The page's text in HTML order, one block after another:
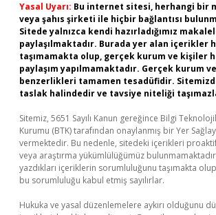
Yasal Uyarı: Bu internet sitesi, herhangi bir
veya şahıs şirketi ile hiçbir bağlantısı
Sitede yalnızca kendi hazırladığımız
paylaşılmaktadır. Burada yer alan içerikler
taşımamakta olup, gerçek kurum ve kişiler
paylaşım yapılmamaktadır. Gerçek kurum
benzerlikleri tamamen tesadüfidir.
taslak halindedir ve tavsiye niteliği
Sitemiz, 5651 Sayılı Kanun gereğince Bilgi
Kurumu (BTK) tarafından onaylanmış bir Yer
vermektedir. Bu nedenle, sitedeki içerikleri
veya araştırma yükümlülüğümüz
yazdıkları içeriklerin sorumluluğunu taşımakta
bu sorumluluğu kabul etmiş sayılırlar.
Hukuka ve yasal düzenlemelere aykırı olduğunu